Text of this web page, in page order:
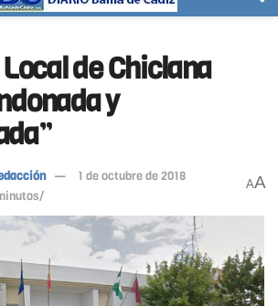
de Chiclana
y
1 de octubre de 2018
AA